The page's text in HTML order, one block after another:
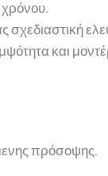
χρόνου.
και
πρόσοψης.